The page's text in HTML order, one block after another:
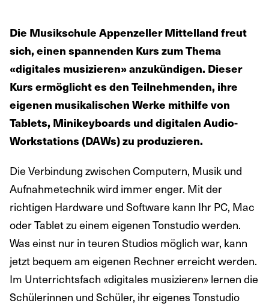
Die Musikschule Appenzeller Mittelland freut
sich, einen spannenden Kurs zum Thema
«digitales musizieren» anzukündigen. Dieser
Kurs ermöglicht es den Teilnehmenden, ihre
eigenen musikalischen Werke mithilfe von
Tablets, Minikeyboards und digitalen Audio-
Workstations (DAWs) zu produzieren.
Die Verbindung zwischen Computern, Musik und
Aufnahmetechnik wird immer enger. Mit der
richtigen Hardware und Software kann Ihr PC, Mac
oder Tablet zu einem eigenen Tonstudio werden.
Was einst nur in teuren Studios möglich war, kann
jetzt bequem am eigenen Rechner erreicht werden.
Im Unterrichtsfach «digitales musizieren» lernen die
Schülerinnen und Schüler, ihr eigenes Tonstudio